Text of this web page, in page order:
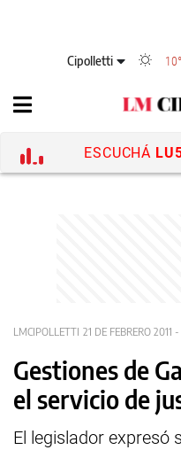
Cipolletti 10°
ESCUCHÁ
LMCIPOLLETTI 21 DE FEBRERO 2011
Gestiones de
el servicio de
El legislador expresó